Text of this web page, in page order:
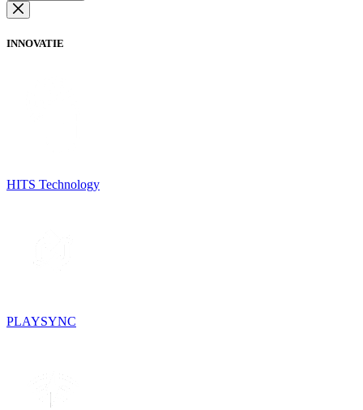
INNOVATIE
HITS Technology
PLAYSYNC